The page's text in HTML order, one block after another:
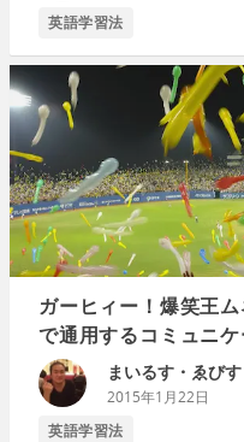
英語学習法
ガーヒィー！爆笑王
で通用するコミュニ
まいるす・ゑびす
2015年1月22日
英語学習法